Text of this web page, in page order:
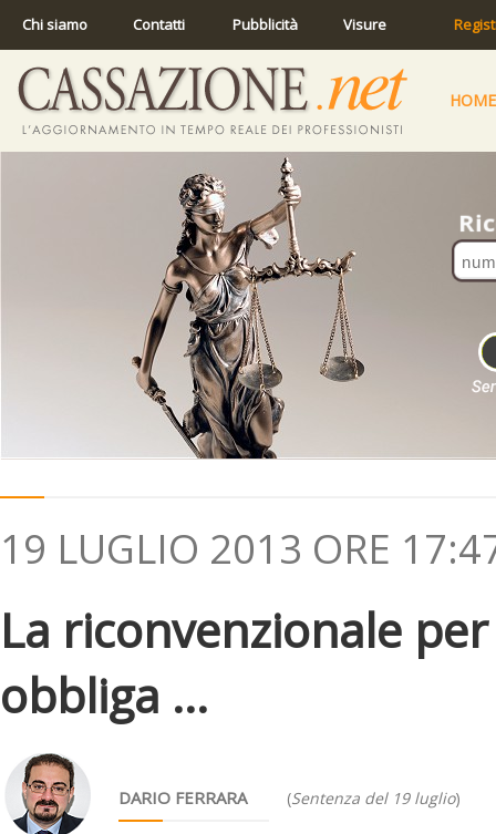
Chi siamo Contatti Pubblicità Visure
HOME
19 LUGLIO 2013 ORE
La riconvenzionale
obbliga ...
DARIO FERRARA (Sentenza del 19 luglio)